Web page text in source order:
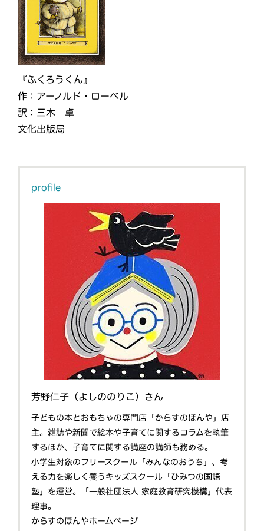
『ふくろうくん』
作：アーノルド・ローベル
訳：三木 卓
文化出版局
profile
芳野仁子（よしののりこ）さん
子どもの本とおもちゃの専門店「からすのほんや」店
主。雑誌や新聞で絵本や子育てに関するコラムを執筆
するほか、子育てに関する講座の講師も務める。
小学生対象のフリースクール「みんなのおうち」、考
える力を楽しく養うキッズスクール「ひみつの国語
塾」を運営。「一般社団法人 家庭教育研究機構」代表
理事。
からすのほんやホームページ